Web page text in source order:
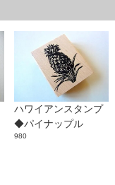
ハワイアンスタンプ
◆パイナップル
980